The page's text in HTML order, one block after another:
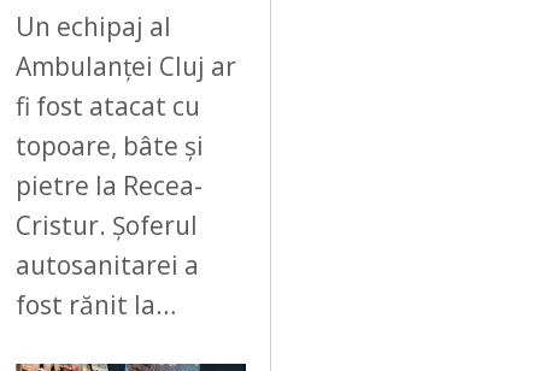
Un echipaj al
Ambulanței Cluj ar
fi fost atacat cu
topoare, bâte și
pietre la Recea-
Cristur. Șoferul
autosanitarei a
fost rănit la…